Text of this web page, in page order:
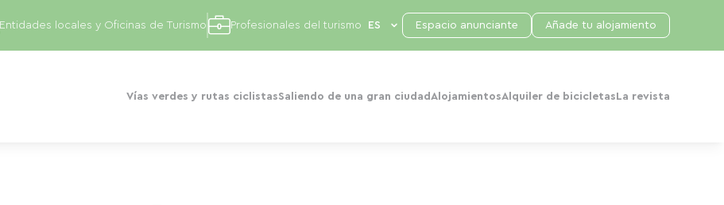
Vías verdes y rutas ciclistasSaliendo de una gran ciudad AlojamientosAlquiler de bicicletas La revista
Entidades locales y Oficinas de Turismo Profesionales del turismo Espacio anunciante Añade tu alojamiento